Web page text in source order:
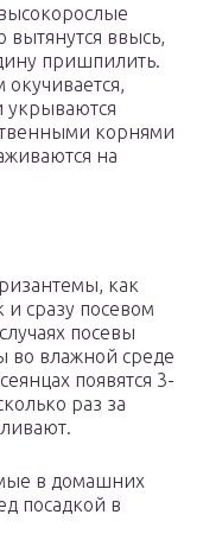
ввысь,
пришпилить.
укрываются
корнями
на
как
и сразу посевом
посевы
во влажной среде
появятся 3-
раз за
в домашних
посадкой в